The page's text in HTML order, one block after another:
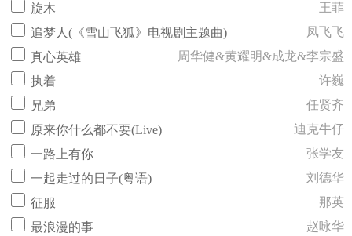
旋木
王菲
追梦人(《雪山飞狐》电视剧主题曲)
凤飞飞
真心英雄
周华健&黄耀明&成龙&李宗盛
执着
许巍
兄弟
任贤齐
原来你什么都不要(Live)
迪克牛仔
一路上有你
张学友
一起走过的日子(粤语)
刘德华
征服
那英
最浪漫的事
赵咏华